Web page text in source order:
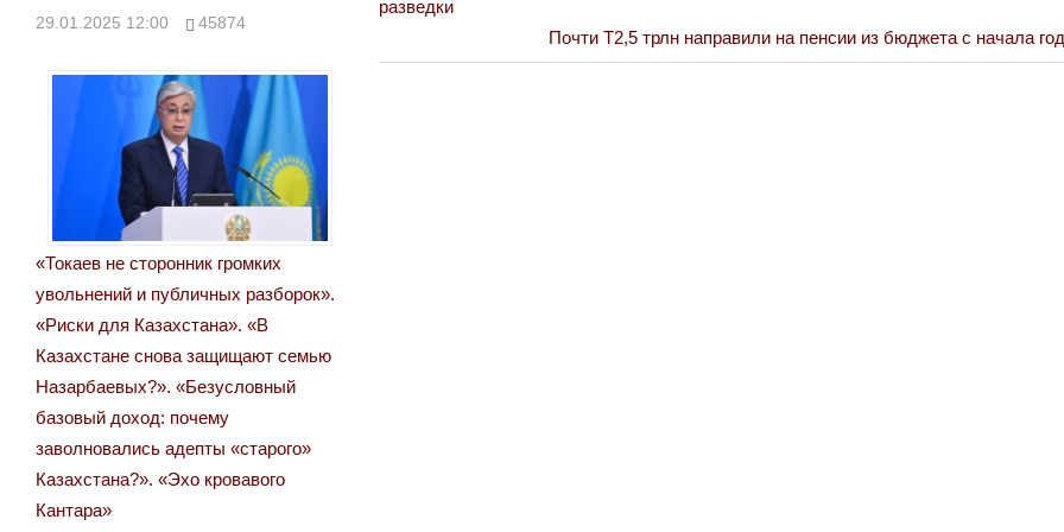
Post:
разведки
Next
Post:
Почти Т2,5 трлн направили на пенсии из бюджета с начала
29.01.2025 12:00 45874
«Токаев не сторонник громких
увольнений и публичных разборок».
«Риски для Казахстана». «В
Казахстане снова защищают семью
Назарбаевых?». «Безусловный
базовый доход: почему
заволновались адепты «старого»
Казахстана?». «Эхо кровавого
Кантара»
Война Миров.